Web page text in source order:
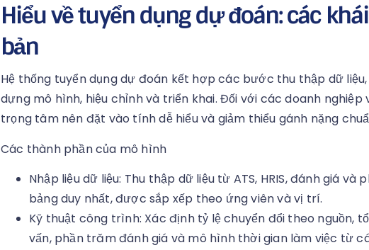
Hiểu về tuyển dụng dự đoán: các
bản
Hệ thống tuyển dụng dự đoán kết hợp các bước thu thập dữ
dựng mô hình, hiệu chỉnh và triển khai. Đối với các doanh nghiệp
trọng tâm nên đặt vào tính dễ hiểu và giảm thiểu gánh nặng
Các thành phần của mô hình
Nhập liệu dữ liệu: Thu thập dữ liệu từ ATS, HRIS, đánh giá và
bảng duy nhất, được sắp xếp theo ứng viên và vị trí.
Kỹ thuật công trình: Xác định tỷ lệ chuyển đổi theo nguồn,
vấn, phần trăm đánh giá và mô hình thời gian làm việc từ